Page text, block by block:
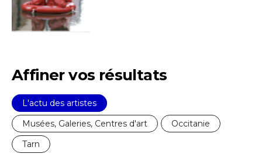
Nom
Prénom
Adresse email*
Affiner vos résultats
L'actu des artistes
Musées, Galeries, Centres d'art
Occitanie
Tarn